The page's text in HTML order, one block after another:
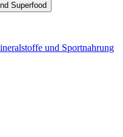
und Sportnahrung